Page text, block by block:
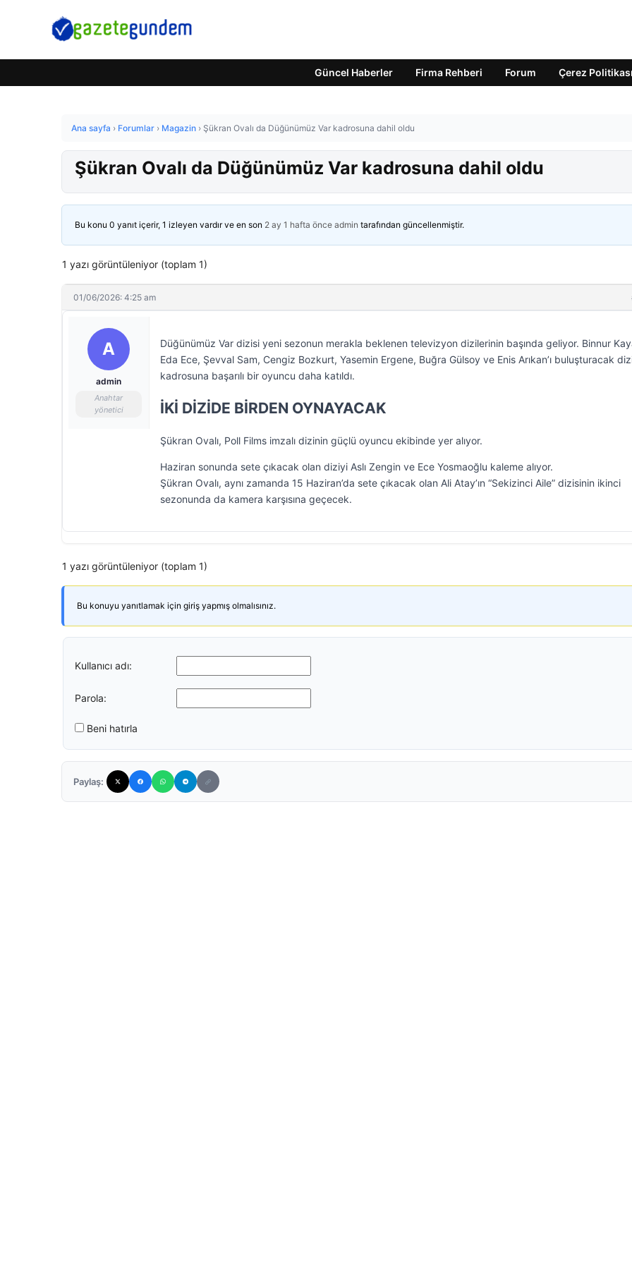
Güncel Haberler Firma Rehberi Forum Çerez Politikası
Ana sayfa › Forumlar › Magazin › Şükran Ovalı da Düğünümüz Var kadrosuna dahil oldu
Şükran Ovalı da Düğünümüz Var kadrosuna dahil oldu
Bu konu 0 yanıt içerir, 1 izleyen vardır ve en son 2 ay 1 hafta önce admin tarafından güncellenmiştir.
1 yazı görüntüleniyor (toplam 1)
01/06/2026: 4:25 am
A
admin
Anahtar
yönetici
Düğünümüz Var dizisi yeni sezonun merakla beklenen televizyon dizilerinin başında geliyor. Binnur
Eda Ece, Şevval Sam, Cengiz Bozkurt, Yasemin Ergene, Buğra Gülsoy ve Enis Arıkan’ı buluşturacak
kadrosuna başarılı bir oyuncu daha katıldı.
İKİ DİZİDE BİRDEN OYNAYACAK
Şükran Ovalı, Poll Films imzalı dizinin güçlü oyuncu ekibinde yer alıyor.
Haziran sonunda sete çıkacak olan diziyi Aslı Zengin ve Ece Yosmaoğlu kaleme alıyor.
Şükran Ovalı, aynı zamanda 15 Haziran’da sete çıkacak olan Ali Atay’ın “Sekizinci Aile” dizisinin ikinci
sezonunda da kamera karşısına geçecek.
1 yazı görüntüleniyor (toplam 1)
Bu konuyu yanıtlamak için giriş yapmış olmalısınız.
Kullanıcı adı:
Parola:
Beni hatırla
Paylaş: